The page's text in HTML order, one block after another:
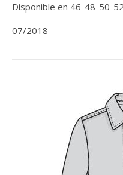
Disponible en 46-48-50-
07/2018